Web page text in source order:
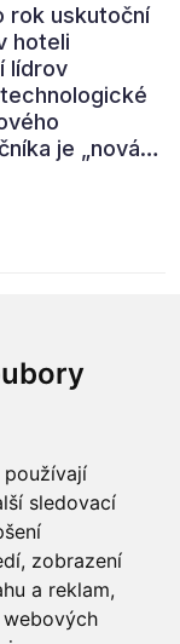
sledovací
zobrazení
a reklam,
rok uskutoční
hoteli
lídrov
je „nová